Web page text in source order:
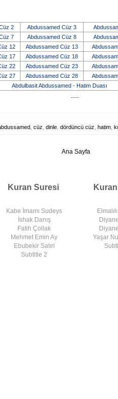
2 Abdussamed Cüz 3
7 Abdussamed Cüz 8
12 Abdussamed Cüz 13
17 Abdussamed Cüz 18
22 Abdussamed Cüz 23
27 Abdussamed Cüz 28
Abdulbasit Abdussamed - Hatim Duası
----
cüz dinle dördüncü cüz hatim
Ana Sayfa
Kuran Suresi
Kabe İmamı Sudeys
İshak Danış
Fatih Çollak
Mehmet Emin Ay
Ebubekir Satıri
Subtitle 2
Yaşar